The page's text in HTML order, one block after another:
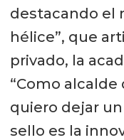
destacando el
hélice”, que
privado, la
“Como
quiero dejar
sello es la